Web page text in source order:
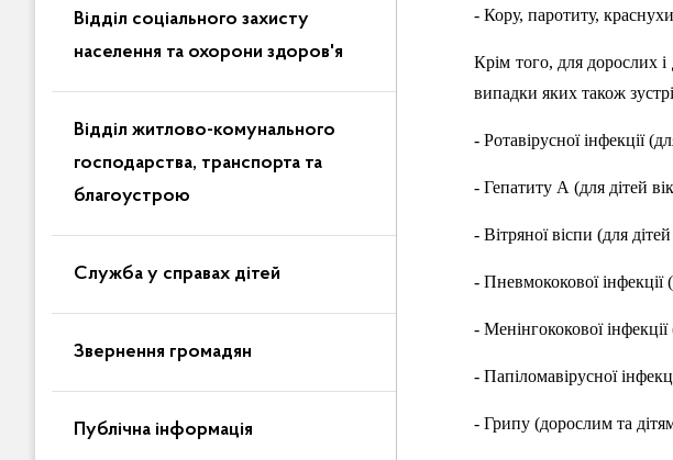
Відділ соціального захисту
населення та охорони здоров'я
Відділ житлово-комунального
господарства, транспорта та
благоустрою
Служба у справах дітей
Звернення громадян
Публічна інформація
- Кору, паротиту,
Крім того, для дорослих
випадки яких також
- Ротавірусної інфекції
- Гепатиту А (для дітей
- Вітряної віспи (для
- Пневмококової
- Менінгококової
- Папіломавірусної
- Грипу (дорослим та